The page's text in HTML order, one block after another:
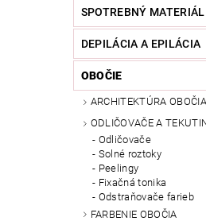
SPOTREBNÝ MATERIÁL
DEPILÁCIA A EPILÁCIA
OBOČIE
ARCHITEKTÚRA OBOČIA
ODLIČOVAČE A
Odličovače
Solné roztoky
Peelingy
Fixačná tonika
Odstraňovače farieb
FARBENIE OBOČIA